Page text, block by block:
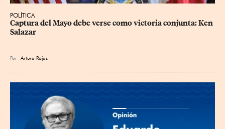
POLÍTICA
Captura del Mayo debe verse como victoria conjunta: Ken
Salazar
Por Arturo Rojas